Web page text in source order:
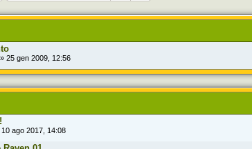
» 25 gen 2009, 12:56
10 ago 2017, 14:08